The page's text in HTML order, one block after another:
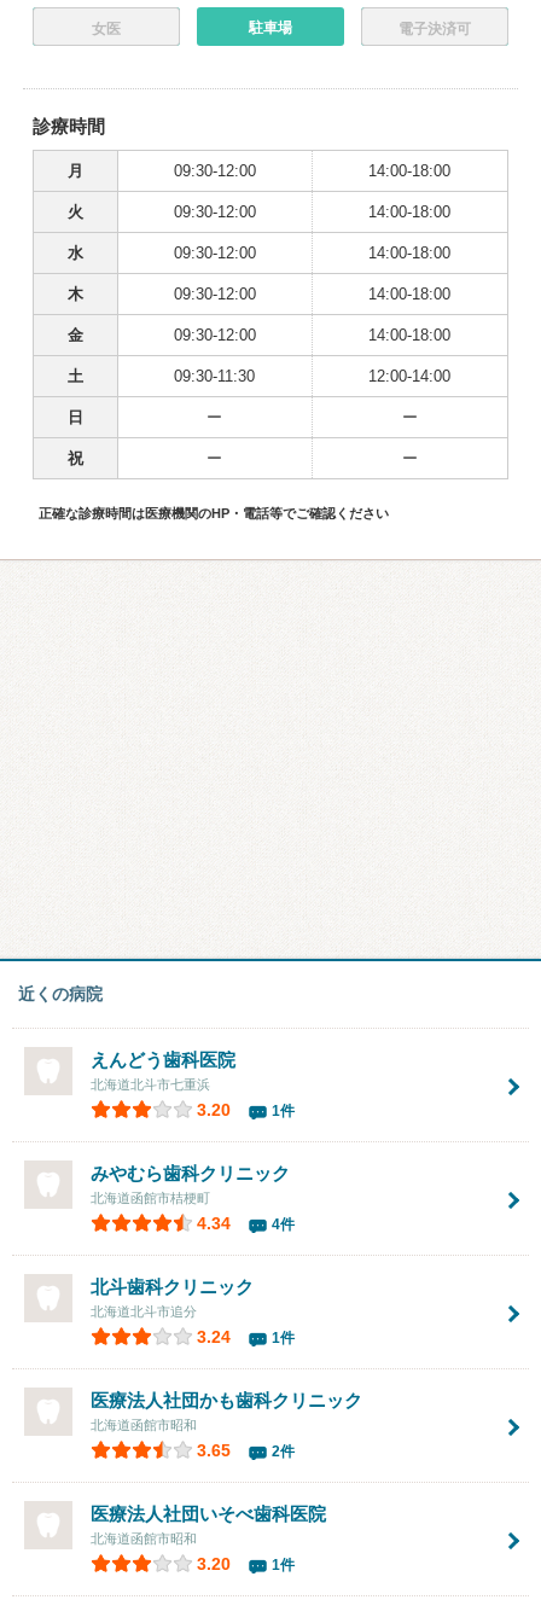
女医 駐車場 電子決済可
診療時間
月 09:30-12:00 14:00-18:00
火 09:30-12:00 14:00-18:00
水 09:30-12:00 14:00-18:00
木 09:30-12:00 14:00-18:00
金 09:30-12:00 14:00-18:00
土 09:30-11:30 12:00-14:00
日 ー ー
祝 ー ー
正確な診療時間は医療機関のHP・電話等でご確認ください
近くの病院
えんどう歯科医院
北海道北斗市七重浜
3.20 1件
みやむら歯科クリニック
北海道函館市桔梗町
4.34 4件
北斗歯科クリニック
北海道北斗市追分
3.24 1件
医療法人社団かも歯科クリニック
北海道函館市昭和
3.65 2件
医療法人社団いそべ歯科医院
北海道函館市昭和
3.20 1件